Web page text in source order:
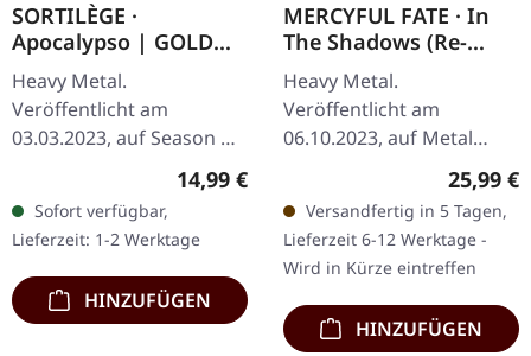
SORTILÈGE ·
Apocalypso | GOLD
TAPE
Heavy Metal.
Veröffentlicht am
03.03.2023, auf Season Of
Mist. Goldfarbenes Tape.
"Apocalypso" markiert die
kraftvolle Rückkehr von
Sortilège, der…
Regulärer Preis:
14,99 €
Sofort verfügbar,
Lieferzeit: 1-2 Werktage
HINZUFÜGEN
MERCYFUL FATE · In
The Shadows (Re-
Issue) | TEAL GREEN
MARBLED LP
Heavy Metal.
Veröffentlicht am
06.10.2023, auf Metal
Blade Records. Teal Green
Standard-Cover. Limitierte
Auflage. "In The
Shadows"…
25,99 €
Versandfertig in 5 Tagen,
Lieferzeit 6-12 Werktage -
Wird in Kürze eintreffen
HINZUFÜGEN